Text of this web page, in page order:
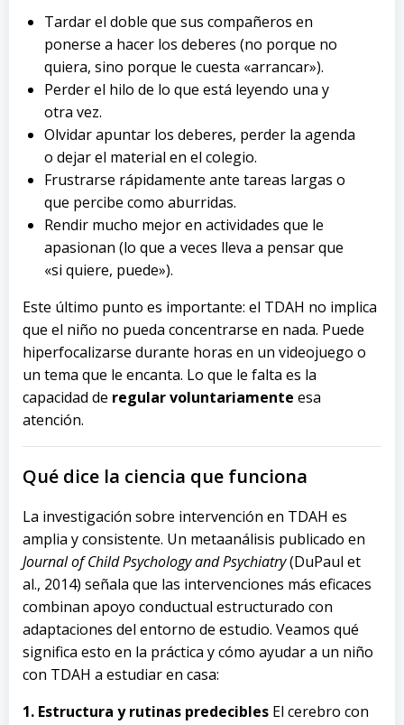
Tardar el doble que sus compañeros en
ponerse a hacer los deberes (no porque no
quiera, sino porque le cuesta «arrancar»).
Perder el hilo de lo que está leyendo una y
otra vez.
Olvidar apuntar los deberes, perder la agenda
o dejar el material en el colegio.
Frustrarse rápidamente ante tareas largas o
que percibe como aburridas.
Rendir mucho mejor en actividades que le
apasionan (lo que a veces lleva a pensar que
«si quiere, puede»).
Este último punto es importante: el TDAH no implica
que el niño no pueda concentrarse en nada. Puede
hiperfocalizarse durante horas en un videojuego o
un tema que le encanta. Lo que le falta es la
capacidad de regular voluntariamente esa
atención.
Qué dice la ciencia que funciona
La investigación sobre intervención en TDAH es
amplia y consistente. Un metaanálisis publicado en
Journal of Child Psychology and Psychiatry(DuPaul et
al., 2014) señala que las intervenciones más eficaces
combinan apoyo conductual estructurado con
adaptaciones del entorno de estudio. Veamos qué
significa esto en la práctica y cómo ayudar a un niño
con TDAH a estudiar en casa:
1. Estructura y rutinas predecibles El cerebro con